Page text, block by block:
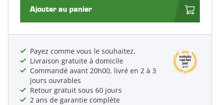
Ajouter au panier
Payez comme vous le souhaitez.
Livraison gratuite à domicile
Commandé avant 20h00, livré en 2 à 3
jours ouvrables
Retour gratuit sous 60 jours
2 ans de garantie complète